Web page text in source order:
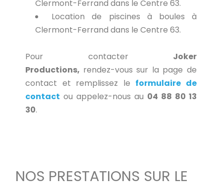
Clermont-Ferrand dans le Centre 63.
Location de piscines à boules à
Clermont-Ferrand dans le Centre 63.
Pour contacter Joker
Productions, rendez-vous sur la page de
contact et remplissez le formulaire de
contact ou appelez-nous au 04 88 80 13
30.
NOS PRESTATIONS SUR LE